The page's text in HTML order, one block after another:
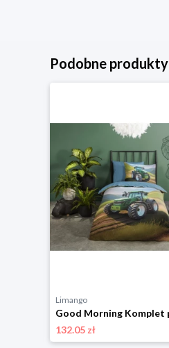
Podobne produkty
Limango
132.05 zł